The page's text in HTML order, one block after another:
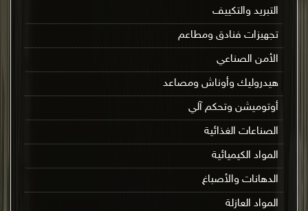
التبريد والتكييف
تجهيزات فنادق ومطاعم
الأمن الصناعي
هيدروليك وأوناش ومصاعد
أوتوميشن وتحكم آلي
الصناعات الغذائية
المواد الكيميائية
الدهانات والأصباغ
المواد العازلة